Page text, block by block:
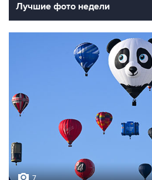
Лучшие фото недели